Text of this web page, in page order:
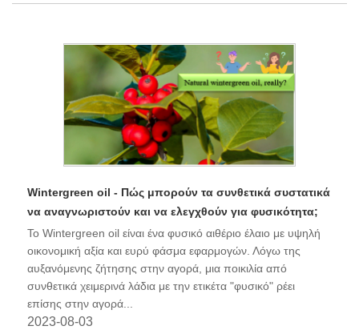
Wintergreen oil - Πώς μπορούν τα συνθετικά συστατικά
να αναγνωριστούν και να ελεγχθούν για φυσικότητα;
Το Wintergreen oil είναι ένα φυσικό αιθέριο έλαιο με υψηλή
οικονομική αξία και ευρύ φάσμα εφαρμογών. Λόγω της
αυξανόμενης ζήτησης στην αγορά, μια ποικιλία από
συνθετικά χειμερινά λάδια με την ετικέτα "φυσικό" ρέει
επίσης στην αγορά...
2023-08-03